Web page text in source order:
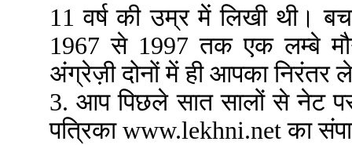
11 वर्ष की उम्र में लिखी थी।
1967 से 1997 तक एक लम्बे
अंग्रेज़ी दोनों में ही आपका निरंतर
3. आप पिछले सात सालों से नेट
पत्रिका www.lekhni.net का